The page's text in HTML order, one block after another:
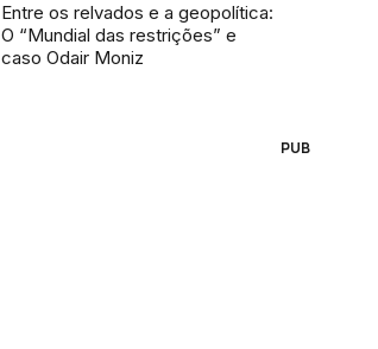
Entre os relvados e a geopolítica:
O “Mundial das restrições” e
caso Odair Moniz
PUB